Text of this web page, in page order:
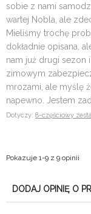
sobie z nami
wartej Nobla, ale
Mieliśmy trochę
dokładnie opisana,
nam już drugi sezon
zimowym
mrozami, ale myślę
napewno. Jestem
Dotyczy: 8-częściowy
Pokazuje 1-9 z 9 opinii
DODAJ OPINIĘ O